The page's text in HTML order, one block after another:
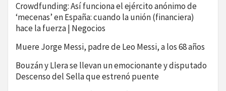
Crowdfunding: Así funciona el ejército anónimo de
‘mecenas’ en España: cuando la unión (financiera)
hace la fuerza | Negocios
Muere Jorge Messi, padre de Leo Messi, a los 68 años
Bouzán y Llera se llevan un emocionante y disputado
Descenso del Sella que estrenó puente